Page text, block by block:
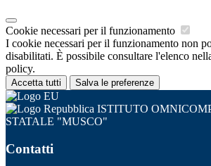
Cookie necessari per il funzionamento
I cookie necessari per il funzionamento non
disabilitati. È possibile consultare l'elenco
policy.
Accetta tutti Salva le preferenze
ISTITUTO
STATALE "MUSCO"
Contatti